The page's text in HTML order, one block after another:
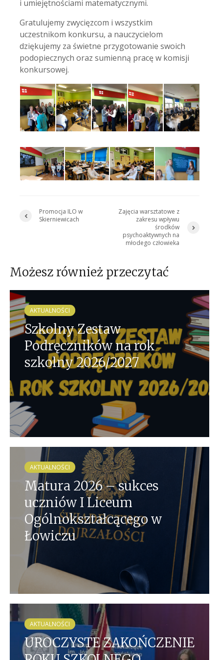
i umiejętnościami matematycznymi.
Gratulujemy zwycięzcom i wszystkim
uczestnikom konkursu, a nauczycielom
dziękujemy za świetne przygotowanie swoich
podopiecznych oraz sumienną pracę w komisji
konkursowej.
Promocja ILO w
Skierniewicach
Zajęcia warsztatowe z
zakresu wpływu
środków
psychoaktywnych na
młodego człowieka
Możesz również przeczytać
AKTUALNOŚCI
Szkolny Zestaw
Podręczników na rok
szkolny 2026/2027
AKTUALNOŚCI
Matura 2026 – sukces
uczniów I Liceum
Ogólnokształcącego w
Łowiczu
AKTUALNOŚCI
UROCZYSTE ZAKOŃCZENIE